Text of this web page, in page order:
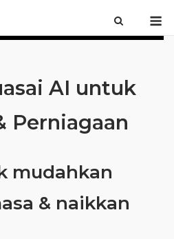
AI untuk
Perniagaan
mudahkan
& naikkan